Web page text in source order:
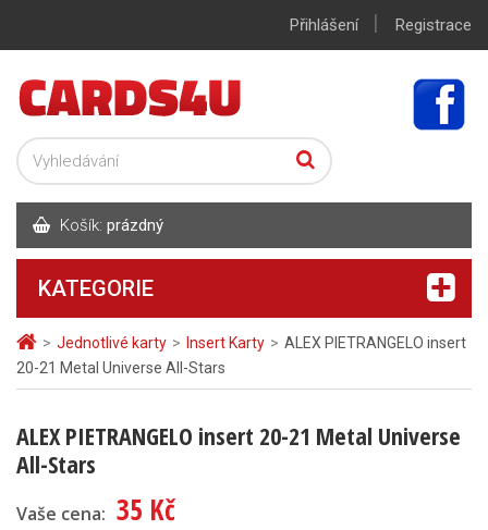
> Jednotlivé karty > Insert Karty > ALEX PIETRANGELO insert
20-21 Metal Universe All-Stars
ALEX PIETRANGELO insert 20-21 Metal Universe
All-Stars
Vaše cena: 35 Kč
Přihlášení | Registrace
Košík: prázdný
KATEGORIE